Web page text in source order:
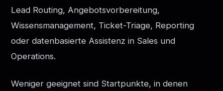
Lead Routing, Angebotsvorbereitung,
Wissensmanagement, Ticket-Triage, Reporting
oder datenbasierte Assistenz in Sales und
Operations.
Weniger geeignet sind Startpunkte, in denen